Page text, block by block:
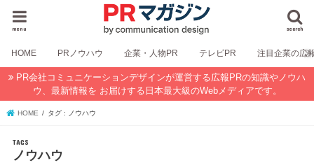
search
menu
HOME PRノウハウ 企業・人物PR テレビPR 注目企業の広
PR会社コミュニケーションデザインが運営する広報PRの知識やノウハ
ウ、最新情報を お届けする日本最大級のWebメディアです。
HOME タグ : ノウハウ
ノウハウ